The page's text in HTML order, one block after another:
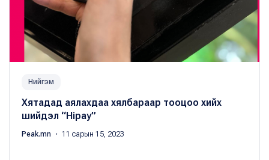
Нийгэм
Хятадад аялахдаа хялбараар тооцоо хийх
шийдэл “Hipay”
Peak.mn ・ 11 сарын 15, 2023